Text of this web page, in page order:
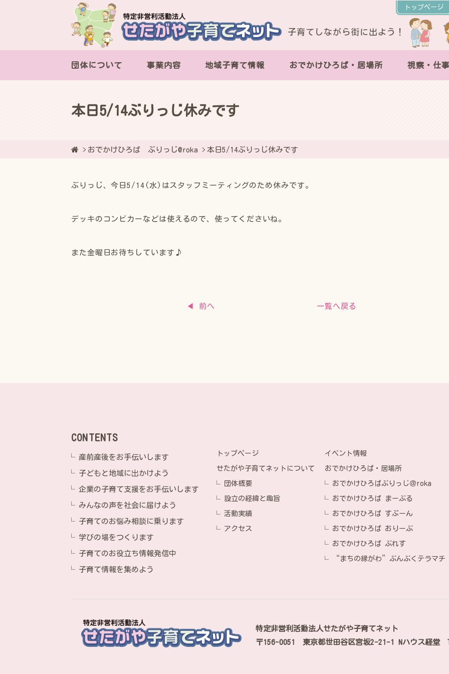
子育てしながら街に出よう！
トップページ
団体について 事業内容 地域子育て情報 おでかけひろば・居場所 視察・仕
本日5/14ぶりっじ休みです
おでかけひろば ぶりっじ@roka 本日5/14ぶりっじ休みです
ぶりっじ、今日5/14(水)はスタッフミーティングのため休みです。
デッキのコンビカーなどは使えるので、使ってくださいね。
また金曜日お待ちしています♪
◀ 前へ 一覧へ戻る
CONTENTS
産前産後をお手伝いします
子どもと地域に出かけよう
企業の子育て支援をお手伝いします
みんなの声を社会に届けよう
子育てのお悩み相談に乗ります
学びの場をつくります
子育てのお役立ち情報発信中
子育て情報を集めよう
トップページ
せたがや子育てネットについて
団体概要
設立の経緯と趣旨
活動実績
アクセス
イベント情報
おでかけひろば・居場所
おでかけひろばぶりっじ＠roka
おでかけひろば まーぶる
おでかけひろば すぷーん
おでかけひろば おりーぶ
おでかけひろば ぶれす
“まちの縁がわ”ぶんぶくテラマチ
特定非営利活動法人せたがや子育てネット
〒156-0051 東京都世田谷区宮坂2-21-1 Nハウス経堂